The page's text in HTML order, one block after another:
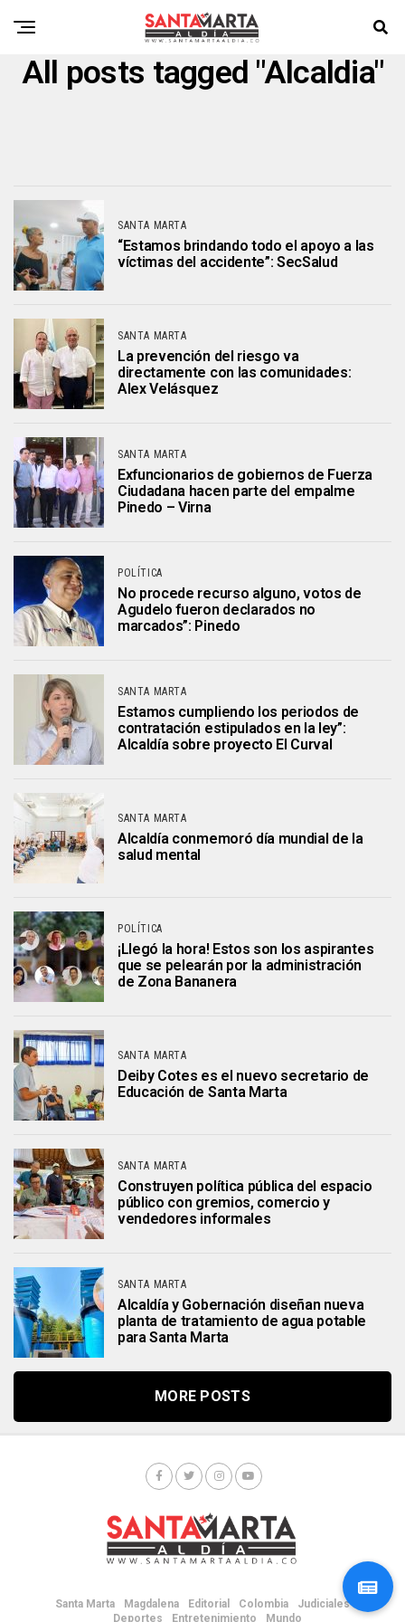
All posts tagged "Alcaldia"
SANTA MARTA
“Estamos brindando todo el apoyo a las
víctimas del accidente”: SecSalud
SANTA MARTA
La prevención del riesgo va
directamente con las comunidades:
Alex Velásquez
SANTA MARTA
Exfuncionarios de gobiernos de Fuerza
Ciudadana hacen parte del empalme
Pinedo – Virna
POLÍTICA
No procede recurso alguno, votos de
Agudelo fueron declarados no
marcados”: Pinedo
SANTA MARTA
Estamos cumpliendo los periodos de
contratación estipulados en la ley”:
Alcaldía sobre proyecto El Curval
SANTA MARTA
Alcaldía conmemoró día mundial de la
salud mental
POLÍTICA
¡Llegó la hora! Estos son los aspirantes
que se pelearán por la administración
de Zona Bananera
SANTA MARTA
Deiby Cotes es el nuevo secretario de
Educación de Santa Marta
SANTA MARTA
Construyen política pública del espacio
público con gremios, comercio y
vendedores informales
SANTA MARTA
Alcaldía y Gobernación diseñan nueva
planta de tratamiento de agua potable
para Santa Marta
MORE POSTS
Santa Marta Magdalena Editorial Colombia
Judiciales
Deportes
Entretenimiento Mundo